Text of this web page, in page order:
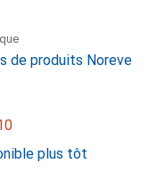
de produits Noreve
plus tôt